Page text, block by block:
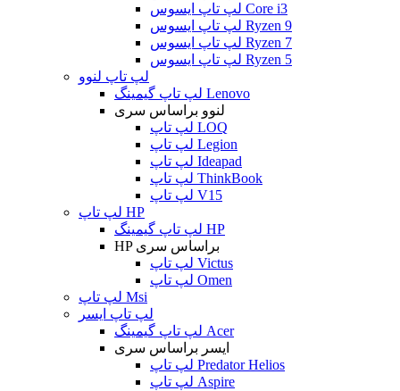
لپ تاپ ایسوس Core i3
لپ تاپ ایسوس Ryzen 9
لپ تاپ ایسوس Ryzen 7
لپ تاپ ایسوس Ryzen 5
لپ تاپ لنوو
لپ تاپ گیمینگ Lenovo
لنوو براساس سری
لپ تاپ LOQ
لپ تاپ Legion
لپ تاپ Ideapad
لپ تاپ ThinkBook
لپ تاپ V15
لپ تاپ HP
لپ تاپ گیمینگ HP
HP براساس سری
لپ تاپ Victus
لپ تاپ Omen
لپ تاپ Msi
لپ تاپ ایسر
لپ تاپ گیمینگ Acer
ایسر براساس سری
لپ تاپ Predator Helios
لپ تاپ Aspire